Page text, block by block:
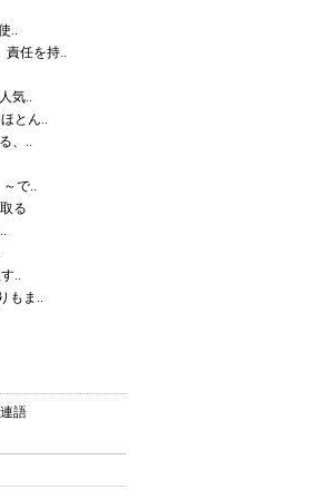
..
責任を持..
気..
とん..
、..
で..
る
..
もま..
語